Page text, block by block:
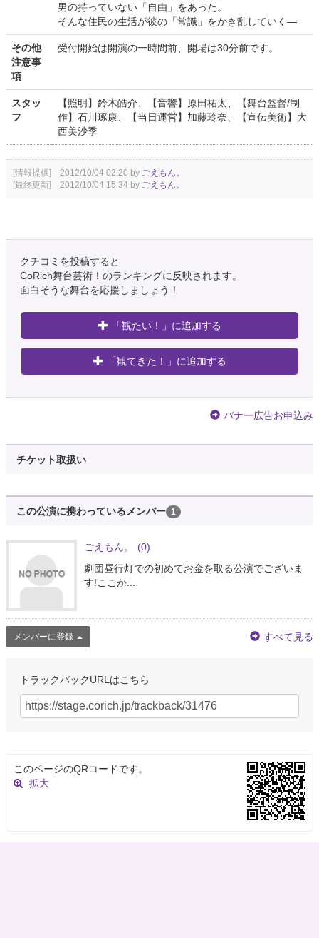
男の持っていない「自由」をあった。
そんな住民の生活が彼の「常識」をかき乱していく―
その他
注意事
項
受付開始は開演の一時間前、開場は30分前です。
スタッ
フ
【照明】鈴木皓介、【音響】原田祐太、【舞台監督/制
作】石川琢康、【当日運営】加藤玲奈、【宣伝美術】大
西美沙季
[情報提供] 2012/10/04 02:20 by ごえもん。
[最終更新] 2012/10/04 15:34 by ごえもん。
クチコミを投稿すると
CoRich舞台芸術！のランキングに反映されます。
面白そうな舞台を応援しましょう！
「観たい！」に追加する
「観てきた！」に追加する
バナー広告お申込み
チケット取扱い
この公演に携わっているメンバー 1
ごえもん。
(0)
劇団昼行灯での初めてお金を取る公演でございま
す!ここか...
メンバーに登録 すべて見る
トラックバックURLはこちら
このページのQRコードです。
拡大